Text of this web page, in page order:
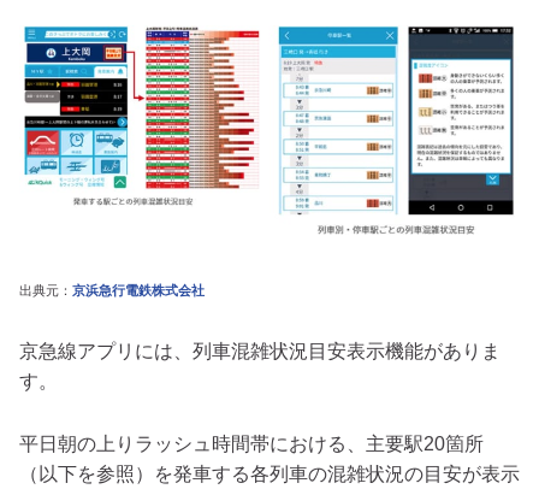
出典元： 京浜急行電鉄株式会社
京急線アプリには、列車混雑状況目安表示機能がありま
す。
平日朝の上りラッシュ時間帯における、主要駅20箇所
（以下を参照）を発車する各列車の混雑状況の目安が表示